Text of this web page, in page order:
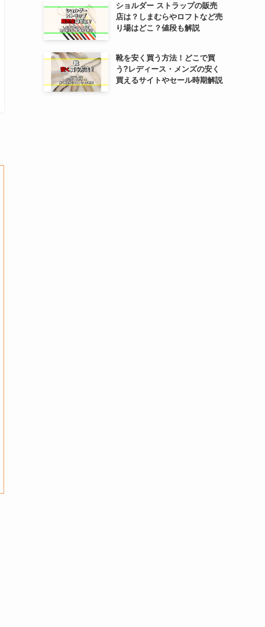
ショルダー ストラップの販売
店は？しまむらやロフトなど売
り場はどこ？値段も解説
靴を安く買う方法！どこで買
う?レディース・メンズの安く
買えるサイトやセール時期解説